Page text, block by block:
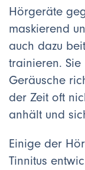
Hörgeräte
maskierend
auch dazu
trainieren. Sie
Geräusche
der Zeit oft
anhält und
Einige der
Tinnitus